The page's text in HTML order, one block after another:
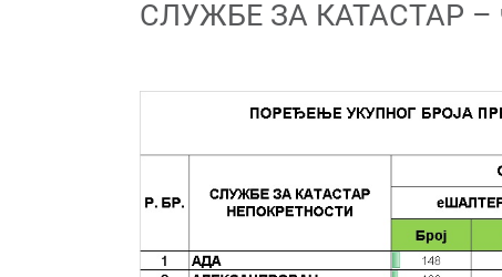
СЛУЖБЕ ЗА КАТАСТАР –